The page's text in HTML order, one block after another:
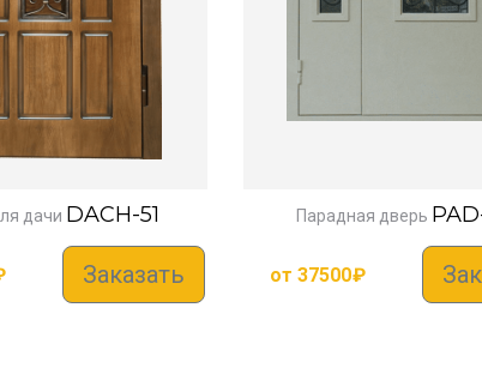
дачи DACH-51
Заказать
Парадная дверь
от 37500₽